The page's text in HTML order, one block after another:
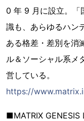
0 年 9 月に設立。「
識も、あらゆるハン
ある格差・差別を消
ル＆ソーシャル系メ
営している。
https://
■MATRIX GENESIS